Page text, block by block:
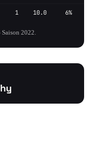
1 10.0 6%
Saison 2022.